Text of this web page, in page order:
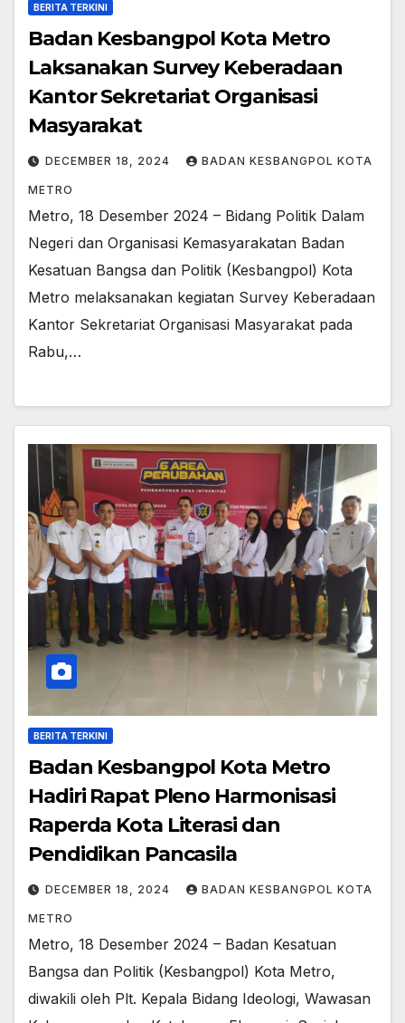
BERITA TERKINI
Badan Kesbangpol Kota Metro
Laksanakan Survey Keberadaan
Kantor Sekretariat Organisasi
Masyarakat
DECEMBER 18, 2024 BADAN KESBANGPOL KOTA
METRO
Metro, 18 Desember 2024 – Bidang Politik Dalam
Negeri dan Organisasi Kemasyarakatan Badan
Kesatuan Bangsa dan Politik (Kesbangpol) Kota
Metro melaksanakan kegiatan Survey Keberadaan
Kantor Sekretariat Organisasi Masyarakat pada
Rabu,…
BERITA TERKINI
Badan Kesbangpol Kota Metro
Hadiri Rapat Pleno Harmonisasi
Raperda Kota Literasi dan
Pendidikan Pancasila
DECEMBER 18, 2024 BADAN KESBANGPOL KOTA
METRO
Metro, 18 Desember 2024 – Badan Kesatuan
Bangsa dan Politik (Kesbangpol) Kota Metro,
diwakili oleh Plt. Kepala Bidang Ideologi, Wawasan